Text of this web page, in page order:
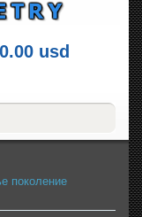
usd
поколение